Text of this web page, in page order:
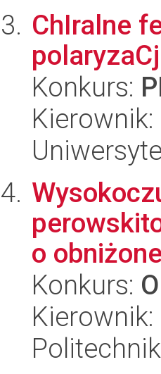
ChIralne
Konkurs:
o
Konkurs: